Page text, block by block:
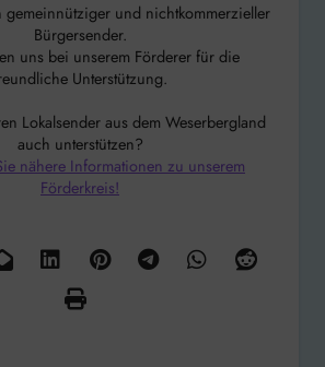
gemeinnütziger und nichtkommerzieller
Bürgersender.
uns bei unserem Förderer für die
Unterstützung.
Lokalsender aus dem Weserbergland
auch unterstützen?
nähere Informationen zu unserem
Förderkreis!